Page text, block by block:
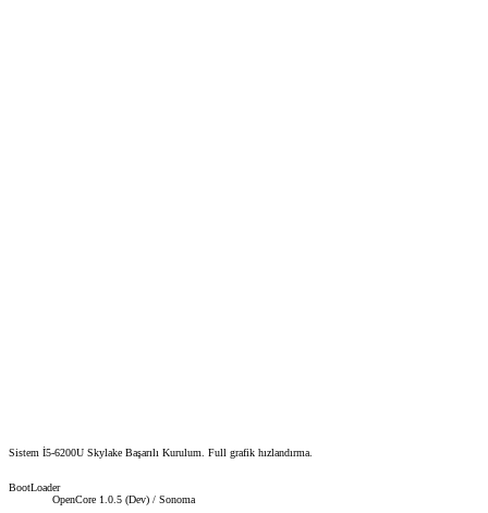
Sistem İ5-6200U Skylake Başarılı Kurulum. Full grafik hızlandırma.
BootLoader
OpenCore 1.0.5 (Dev) / Sonoma